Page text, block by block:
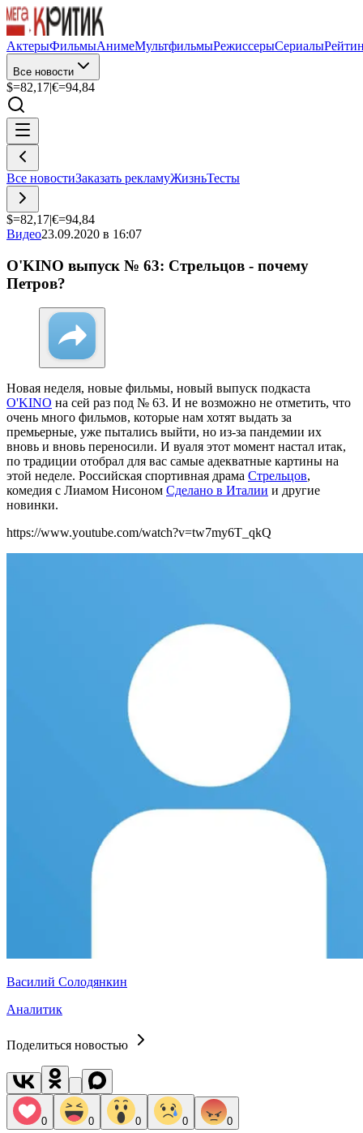
АктерыФильмыАнимеМультфильмыРежиссерыСериалы
Все новости
$=82,17|€=94,84
Все новостиЗаказать рекламуЖизньТесты
$=82,17|€=94,84
Видео23.09.2020 в 16:07
O'KINO выпуск № 63: Стрельцов - почему
Петров?
Новая неделя, новые фильмы, новый выпуск подкаста
O'KINO на сей раз под № 63. И не возможно не отметить, что
очень много фильмов, которые нам хотят выдать за
премьерные, уже пытались выйти, но из-за пандемии их
вновь и вновь переносили. И вуаля этот момент настал итак,
по традиции отобрал для вас самые адекватные картины на
этой неделе. Российская спортивная драма Стрельцов,
комедия с Лиамом Нисоном Сделано в Италии и другие
новинки.
https://www.youtube.com/watch?v=tw7my6T_qkQ
Василий Солодянкин
Аналитик
Поделиться новостью
0 0 0 0 0